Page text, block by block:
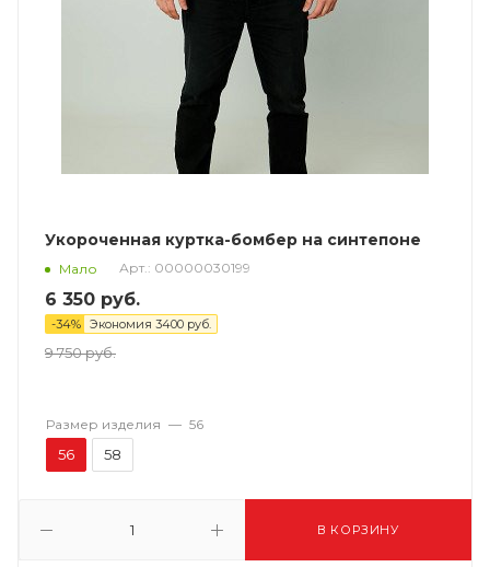
Укороченная куртка-бомбер на синтепоне
Мало Арт.: 00000030199
6 350 руб.
-34% Экономия 3400 руб.
9 750руб.
В КОРЗИНУ
Размер изделия — 56
56 58